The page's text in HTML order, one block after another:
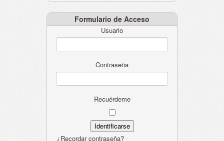
Formulario de Acceso
Usuario
Contraseña
Recuérdeme
¿Recordar contraseña?